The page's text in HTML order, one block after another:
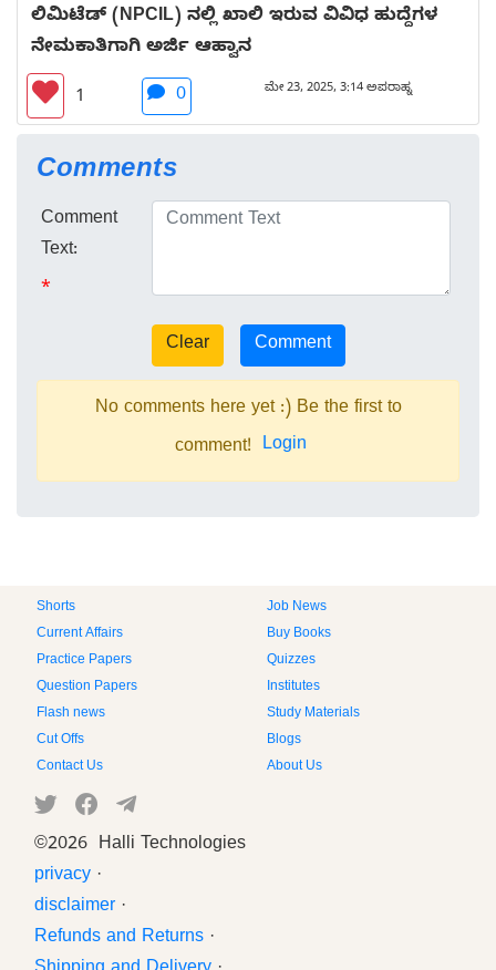
ಲಿಮಿಟೆಡ್ (NPCIL) ನಲ್ಲಿ ಖಾಲಿ ಇರುವ ವಿವಿಧ ಹುದ್ದೆಗಳ
ನೇಮಕಾತಿಗಾಗಿ ಅರ್ಜಿ ಆಹ್ವಾನ
1 0 ಮೇ 23, 2025, 3:14 ಅಪರಾಹ್ನ
Comments
Comment
Text:
*
No comments here yet :) Be the first to
comment! Login
Shorts
Job News
Current Affairs
Buy Books
Practice Papers
Quizzes
Question Papers
Institutes
Flash news
Study Materials
Cut Offs
Blogs
Contact Us
About Us
©2026 Halli Technologies
privacy ·
disclaimer ·
Refunds and Returns ·